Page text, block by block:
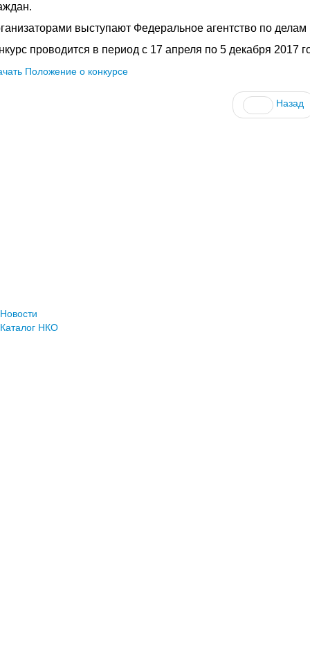
выступают Федеральное агентство по
проводится в период с 17 апреля по 5 декабря 2017
Положение о конкурсе
Назад
Новости
Каталог НКО